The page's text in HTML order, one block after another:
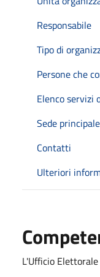
Responsabile
Tipo di
Persone che
Elenco servizi
Sede principale
Contatti
Ulteriori
L'Ufficio